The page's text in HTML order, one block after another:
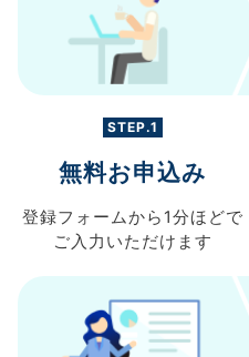
STEP.1
無料お申込み
登録フォームから 1分ほどで
ご入力 いただけます